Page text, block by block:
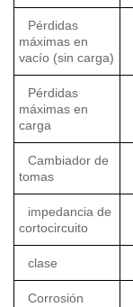
Pérdidas
máximas en
vacío (sin carga)
Pérdidas
máximas en
carga
Cambiador de
tomas
impedancia de
cortocircuito
clase
Corrosión